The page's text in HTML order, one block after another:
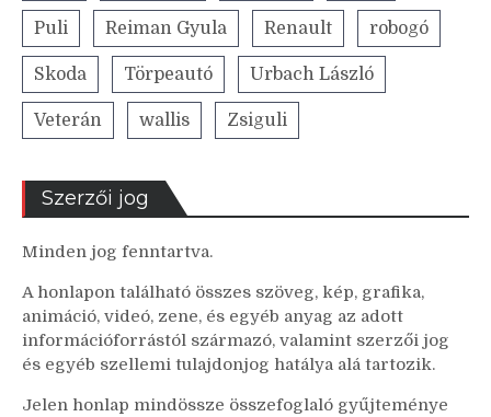
Puli Reiman Gyula Renault robogó
Skoda Törpeautó Urbach László
Veterán wallis Zsiguli
Szerzői jog
Minden jog fenntartva.
A honlapon található összes szöveg, kép, grafika,
animáció, videó, zene, és egyéb anyag az adott
információforrástól származó, valamint szerzői jog
és egyéb szellemi tulajdonjog hatálya alá tartozik.
Jelen honlap mindössze összefoglaló gyűjteménye